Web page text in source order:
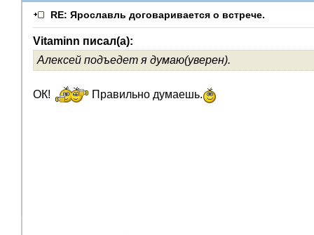
RE: Ярославль договаривается о встрече.
Vitaminn писал(а):
Алексей подъедет я думаю(уверен).
ОК! Правильно думаешь.